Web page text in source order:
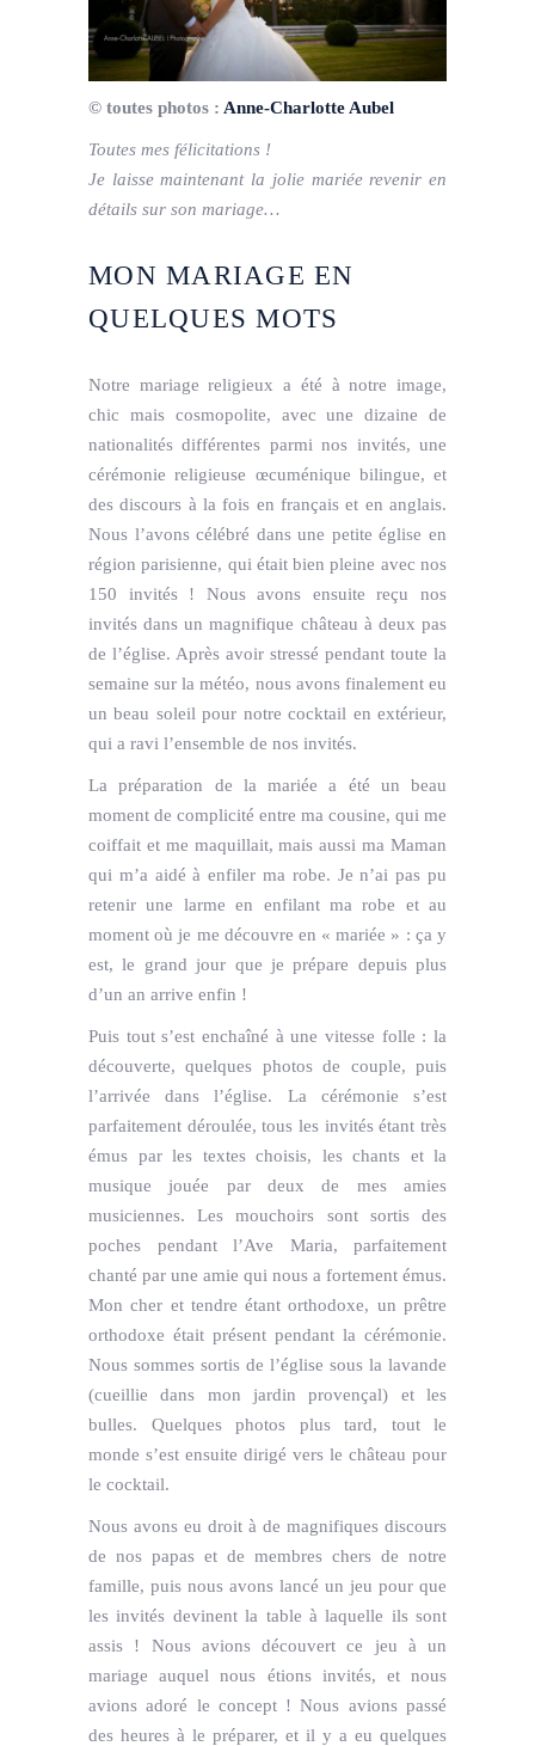
© toutes photos : Anne-Charlotte Aubel
Toutes mes félicitations !
Je laisse maintenant la jolie mariée revenir en
détails sur son mariage…
MON MARIAGE EN
QUELQUES MOTS
Notre mariage religieux a été à notre image,
chic mais cosmopolite, avec une dizaine de
nationalités différentes parmi nos invités, une
cérémonie religieuse œcuménique bilingue, et
des discours à la fois en français et en anglais.
Nous l’avons célébré dans une petite église en
région parisienne, qui était bien pleine avec nos
150 invités ! Nous avons ensuite reçu nos
invités dans un magnifique château à deux pas
de l’église. Après avoir stressé pendant toute la
semaine sur la météo, nous avons finalement eu
un beau soleil pour notre cocktail en extérieur,
qui a ravi l’ensemble de nos invités.
La préparation de la mariée a été un beau
moment de complicité entre ma cousine, qui me
coiffait et me maquillait, mais aussi ma Maman
qui m’a aidé à enfiler ma robe. Je n’ai pas pu
retenir une larme en enfilant ma robe et au
moment où je me découvre en « mariée » : ça y
est, le grand jour que je prépare depuis plus
d’un an arrive enfin !
Puis tout s’est enchaîné à une vitesse folle : la
découverte, quelques photos de couple, puis
l’arrivée dans l’église. La cérémonie s’est
parfaitement déroulée, tous les invités étant très
émus par les textes choisis, les chants et la
musique jouée par deux de mes amies
musiciennes. Les mouchoirs sont sortis des
poches pendant l’Ave Maria, parfaitement
chanté par une amie qui nous a fortement émus.
Mon cher et tendre étant orthodoxe, un prêtre
orthodoxe était présent pendant la cérémonie.
Nous sommes sortis de l’église sous la lavande
(cueillie dans mon jardin provençal) et les
bulles. Quelques photos plus tard, tout le
monde s’est ensuite dirigé vers le château pour
le cocktail.
Nous avons eu droit à de magnifiques discours
de nos papas et de membres chers de notre
famille, puis nous avons lancé un jeu pour que
les invités devinent la table à laquelle ils sont
assis ! Nous avions découvert ce jeu à un
mariage auquel nous étions invités, et nous
avions adoré le concept ! Nous avions passé
des heures à le préparer, et il y a eu quelques